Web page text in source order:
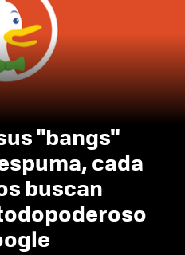
"bangs"
cada
buscan